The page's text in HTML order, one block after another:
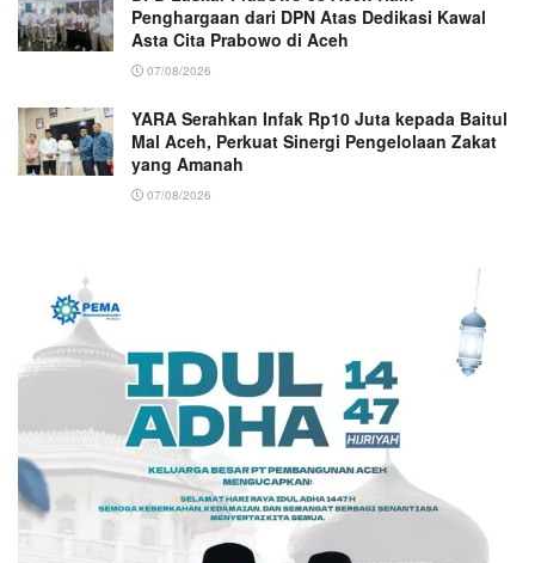
Penghargaan dari DPN Atas Dedikasi Kawal
Asta Cita Prabowo di Aceh
07/08/2026
YARA Serahkan Infak Rp10 Juta kepada Baitul
Mal Aceh, Perkuat Sinergi Pengelolaan Zakat
yang Amanah ‎
07/08/2026